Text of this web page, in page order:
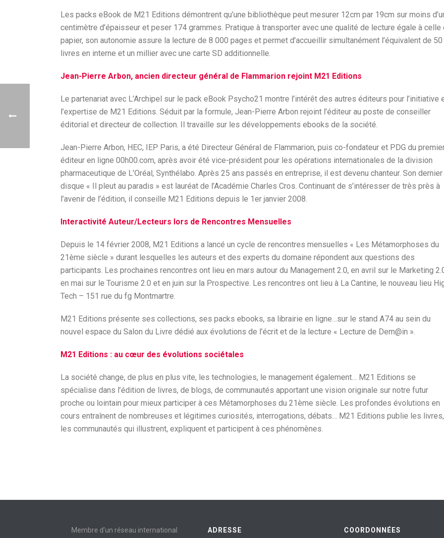
Les packs eBook de M21 Editions démontrent qu’une bibliothèque peut mesurer 12cm par 19cm sur moins
centimètre d’épaisseur et peser 174 grammes. Pratique à transporter avec une qualité de lecture égale à celle
papier, son autonomie assure la lecture de 8 000 pages et permet d’accueillir simultanément l’équivalent de 50
livres en interne et un millier avec une carte SD additionnelle.
Jean-Pierre Arbon, ancien directeur général de Flammarion rejoint M21 Editions
Le partenariat avec L’Archipel sur le pack eBook Psycho21 montre l’intérêt des autres éditeurs pour l’initiative
l’expertise de M21 Editions. Séduit par la formule, Jean-Pierre Arbon rejoint l’éditeur au poste de conseiller
éditorial et directeur de collection. Il travaille sur les développements ebooks de la société.
Jean-Pierre Arbon, HEC, IEP Paris, a été Directeur Général de Flammarion, puis co-fondateur et PDG du
éditeur en ligne 00h00.com, après avoir été vice-président pour les opérations internationales de la division
pharmaceutique de L’Oréal, Synthélabo. Après 25 ans passés en entreprise, il est devenu chanteur. Son dernier
disque « Il pleut au paradis » est lauréat de l’Académie Charles Cros. Continuant de s’intéresser de très près à
l’avenir de l’édition, il conseille M21 Editions depuis le 1er janvier 2008.
Interactivité Auteur/Lecteurs lors de Rencontres Mensuelles
Depuis le 14 février 2008, M21 Editions a lancé un cycle de rencontres mensuelles « Les Métamorphoses du
21ème siècle » durant lesquelles les auteurs et des experts du domaine répondent aux questions des
participants. Les prochaines rencontres ont lieu en mars autour du Management 2.0, en avril sur le Marketing
en mai sur le Tourisme 2.0 et en juin sur la Prospective. Les rencontres ont lieu à La Cantine, le nouveau lieu
Tech – 151 rue du fg Montmartre.
M21 Editions présente ses collections, ses packs ebooks, sa librairie en ligne…sur le stand A74 au sein du
nouvel espace du Salon du Livre dédié aux évolutions de l’écrit et de la lecture « Lecture de Dem@in ».
M21 Editions : au cœur des évolutions sociétales
La société change, de plus en plus vite, les technologies, le management également… M21 Editions se
spécialise dans l’édition de livres, de blogs, de communautés apportant une vision originale sur notre futur
proche ou lointain pour mieux participer à ces Métamorphoses du 21ème siècle. Les profondes évolutions en
cours entraînent de nombreuses et légitimes curiosités, interrogations, débats… M21 Editions publie les livres,
les communautés qui illustrent, expliquent et participent à ces phénomènes.
Membre d’un réseau international
ADRESSE COORDONNÉES